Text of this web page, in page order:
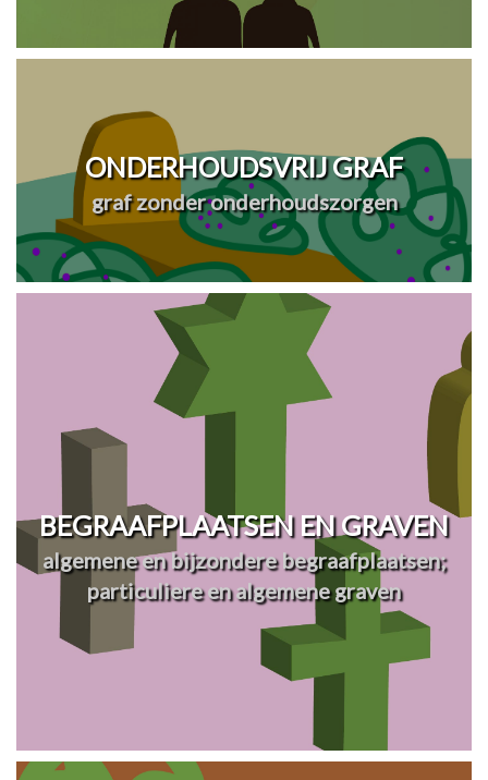
ONDERHOUDSVRIJ GRAF
graf zonder onderhoudszorgen
BEGRAAFPLAATSEN EN GRAVEN
algemene en bijzondere begraafplaatsen;
particuliere en algemene graven